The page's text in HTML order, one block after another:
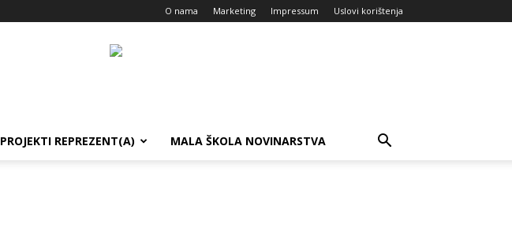
O nama Marketing Impressum Uslovi korištenja
PROJEKTI REPREZENT(A) MALA ŠKOLA NOVINARSTVA